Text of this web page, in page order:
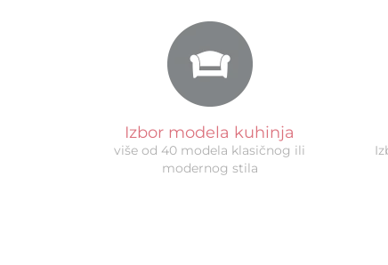
Izbor modela kuhinja
više od 40 modela klasičnog ili
modernog stila